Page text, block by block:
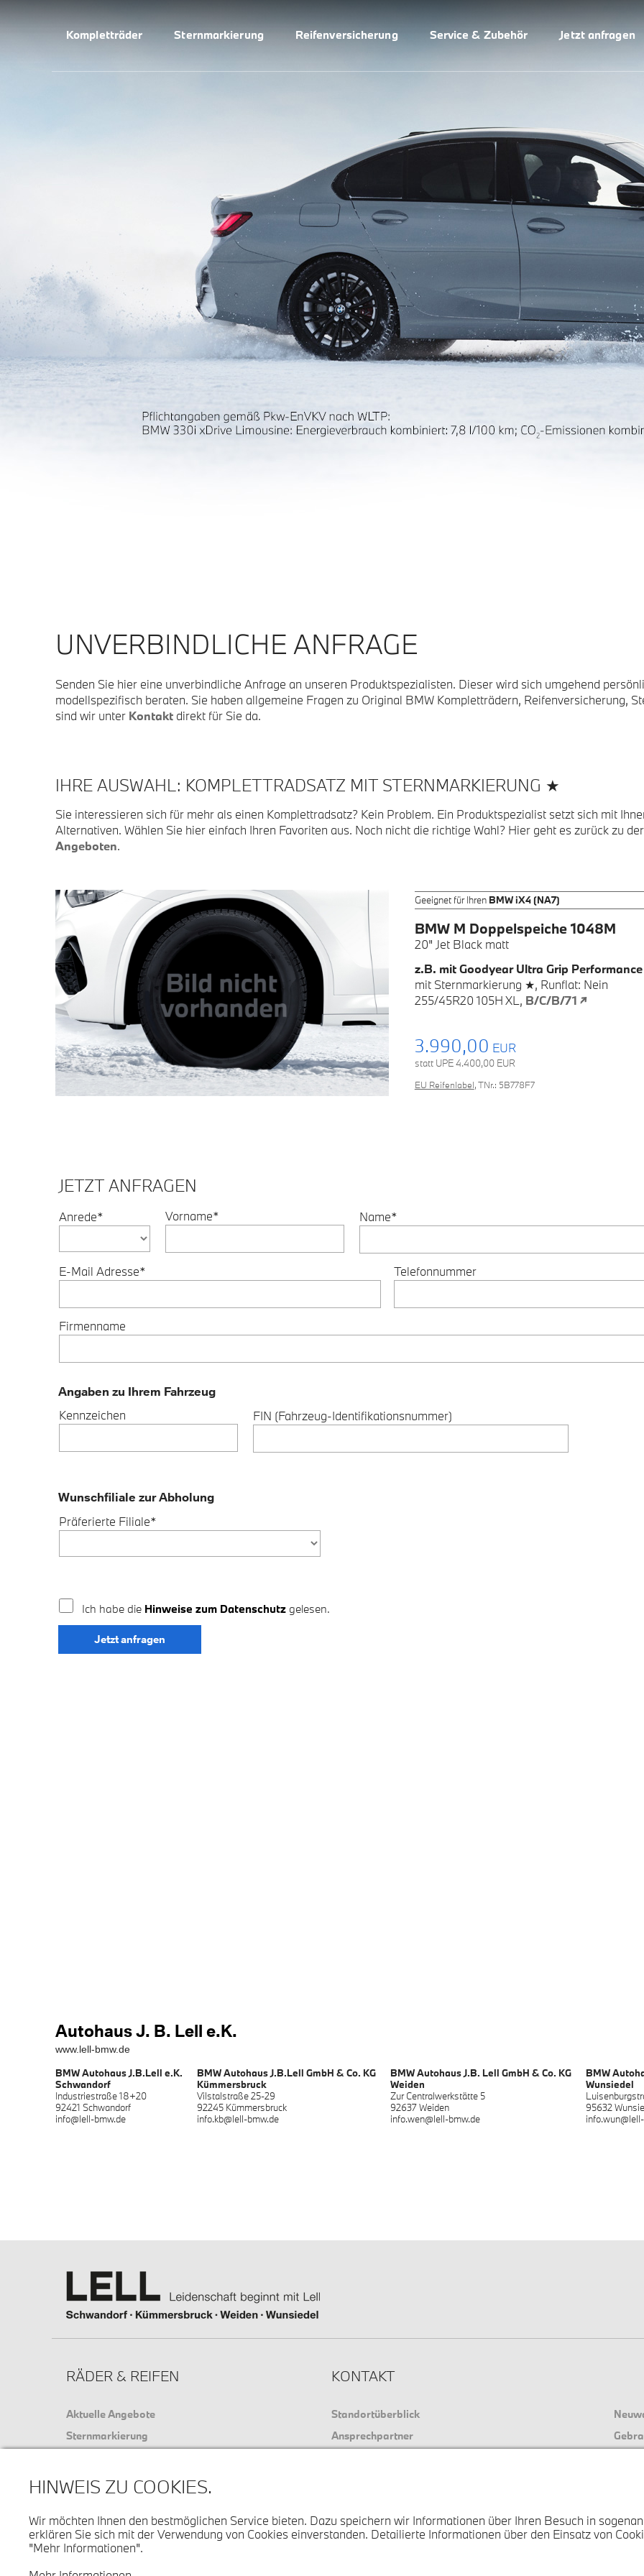
Kompletträder Sternmarkierung Reifenversicherung Service & Zubehör Jetzt anfragen
UNVERBINDLICHE ANFRAGE
Senden Sie hier eine unverbindliche Anfrage an unseren Produktspezialisten. Dieser wird sich umgehend
modellspezifisch beraten. Sie haben allgemeine Fragen zu Original BMW Kompletträdern, Reifenversicherung,
sind wir unter Kontakt direkt für Sie da.
IHRE AUSWAHL: KOMPLETTRADSATZ MIT STERNMARKIERUNG ★
Sie interessieren sich für mehr als einen Komplettradsatz? Kein Problem. Ein Produktspezialist setzt sich mit
Alternativen. Wählen Sie hier einfach Ihren Favoriten aus. Noch nicht die richtige Wahl? Hier geht es zurück zu
Angeboten.
Geeignet für Ihren BMW iX4 (NA7)
BMW M Doppelspeiche 1048M
20" Jet Black matt
z.B. mit Goodyear Ultra Grip
mit Sternmarkierung ★, Runflat: Nein
255/45R20 105H XL, B/C/B/71 ↗
3.990,00 EUR
statt UPE4.400,00 EUR
EU Reifenlabel,TNr.: 5B778F7
Autohaus J. B. Lell e.K.
www.lell-bmw.de
BMW Autohaus J.B.Lell e.K.
Schwandorf
Industriestraße 18+20
92421 Schwandorf
info@lell-bmw.de
BMW Autohaus J.B.Lell GmbH & Co. KG
Kümmersbruck
Vilstalstraße 25-29
92245 Kümmersbruck
info.kb@lell-bmw.de
BMW Autohaus J.B. Lell GmbH & Co. KG
Weiden
Zur Centralwerkstätte 5
92637 Weiden
info.wen@lell-bmw.de
BMW
Wunsiedel
95632
RÄDER & REIFEN
Aktuelle Angebote
Sternmarkierung
Service & Zubehör
KONTAKT
Standortüberblick
Ansprechpartner
HINWEIS ZU COOKIES.
Wir möchten Ihnen den bestmöglichen Service bieten. Dazu speichern wir Informationen über Ihren Besuch in
erklären Sie sich mit der Verwendung von Cookies einverstanden. Detailierte Informationen über den Einsatz von
"Mehr Informationen".